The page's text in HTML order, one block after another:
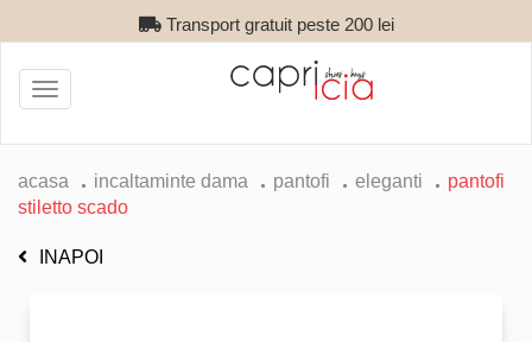
Transport gratuit peste 200 lei
Toggle
navigation
acasa incaltaminte dama pantofi eleganti
pantofi
stiletto scado
INAPOI